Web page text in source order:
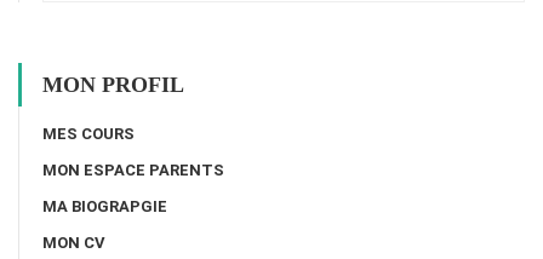
MON PROFIL
MES COURS
MON ESPACE PARENTS
MA BIOGRAPGIE
MON CV